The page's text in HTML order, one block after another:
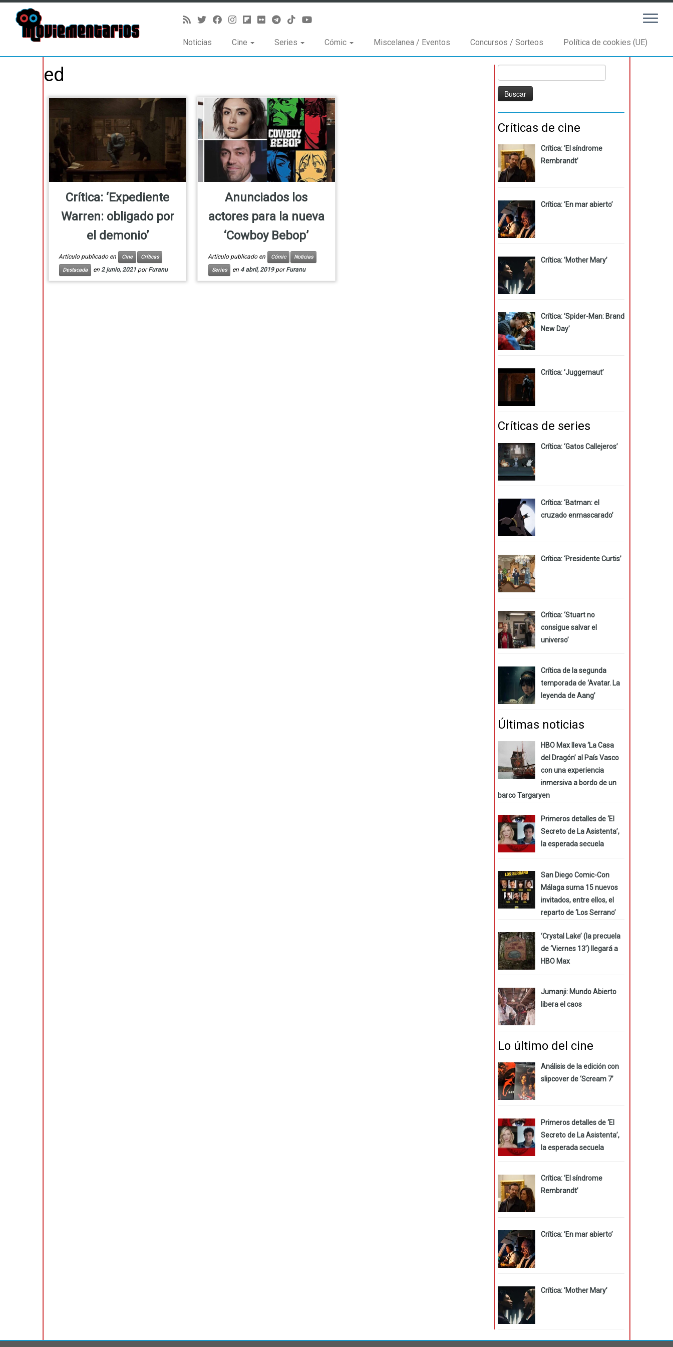
Noticias Cine Series Cómic Miscelanea / Eventos Concursos / Sorteos Política de cookies (UE)
ed
Crítica: ‘Expediente
Warren: obligado por
el demonio’
Artículo publicado en Cine
Críticas
Destacada
en2 junio, 2021 porFuranu
Anunciados los
actores para la nueva
‘Cowboy Bebop’
Artículo publicado en Cómic
Noticias
Series
en 4 abril, 2019 porFuranu
Críticas de cine
Crítica: ‘El síndrome
Rembrandt’
Crítica: ‘En mar abierto’
Crítica: ‘Mother Mary’
Crítica: ‘Spider-Man: Brand
New Day’
Crítica: ‘Juggernaut’
Críticas de series
Crítica: ‘Gatos Callejeros’
Crítica: ‘Batman: el
cruzado enmascarado’
Crítica: ‘Presidente Curtis’
Crítica: ‘Stuart no
consigue salvar el
universo’
Crítica de la segunda
temporada de ‘Avatar. La
leyenda de Aang’
Últimas noticias
HBO Max lleva ‘La Casa
del Dragón’ al País Vasco
con una experiencia
inmersiva a bordo de un
barco Targaryen
Primeros detalles de ‘El
Secreto de La Asistenta’,
la esperada secuela
San Diego Comic-Con
Málaga suma 15 nuevos
invitados, entre ellos, el
reparto de ‘Los Serrano’
‘Crystal Lake’ (la precuela
de ‘Viernes 13’) llegará a
HBO Max
Jumanji: Mundo Abierto
libera el caos
Lo último del cine
Análisis de la edición con
slipcover de ‘Scream 7’
Primeros detalles de ‘El
Secreto de La Asistenta’,
la esperada secuela
Crítica: ‘El síndrome
Rembrandt’
Crítica: ‘En mar abierto’
Crítica: ‘Mother Mary’